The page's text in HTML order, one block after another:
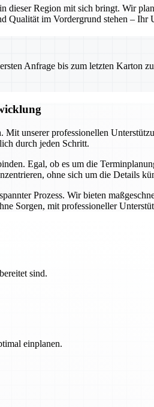
Region mit sich bringt. Wir
Qualität im Vordergrund stehen –
Anfrage bis zum letzten Karton
unserer professionellen
durch jeden Schritt.
Egal, ob es um die
ohne sich um die Details
Prozess. Wir bieten
Sorgen, mit professioneller
sind.
einplanen.